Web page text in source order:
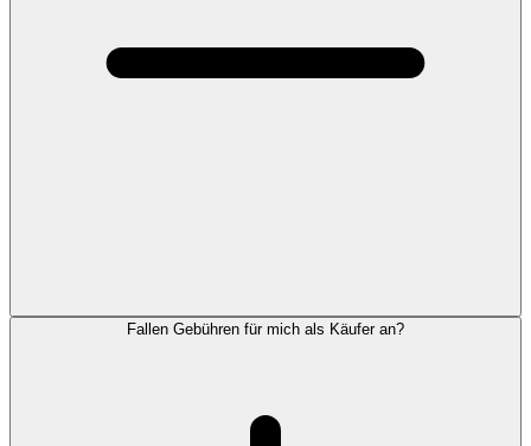
Fallen Gebühren für mich als Käufer an?